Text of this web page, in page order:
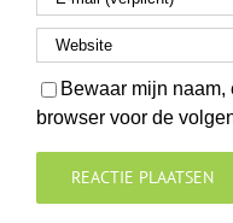
Bewaar mijn
browser voor de